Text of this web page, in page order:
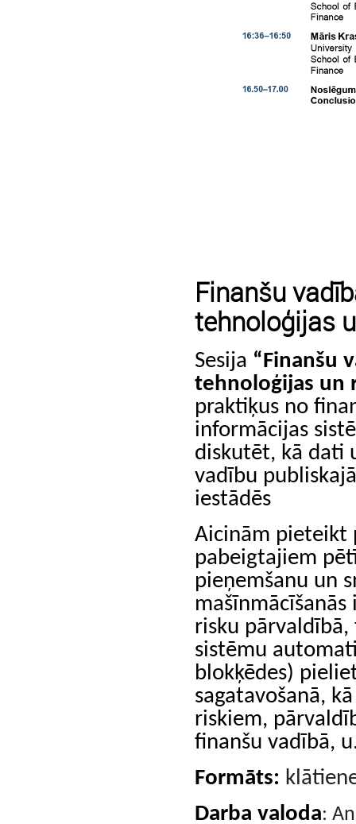
Finanšu
tehnoloģijas
Sesija “Finanšu
tehnoloģijas un
praktiķus no
informācijas
diskutēt, kā dati
vadību
iestādēs
Aicinām pieteikt
pabeigtajiem
pieņemšanu un
risku pārvaldībā,
sistēmu
blokķēdes)
sagatavošanā,
riskiem,
finanšu vadībā,
Formāts:
Darba valoda: